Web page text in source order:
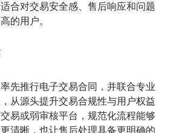
合对交易安全感、售后响应和问题
的用户。
先推行电子交易合同，并联合专业
从源头提升交易合规性与用户权益
易或弱审核平台，规范化流程能够
清晰，也让售后处理具备更明确的